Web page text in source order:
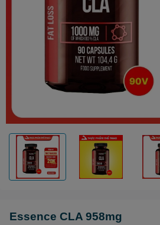
Essence CLA 958mg